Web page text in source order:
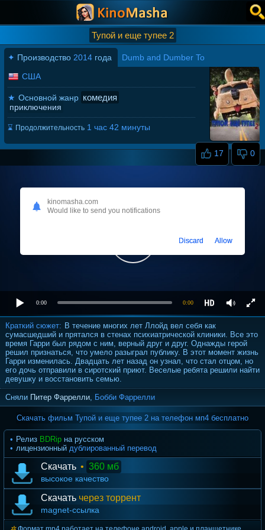
Тупой и еще тупее 2
✦ Производство 2014 года Dumb and Dumber To
17 0
США
★ Основной жанр комедия
приключения
⌛ Продолжительность 1 час 42 минуты
0:00 0:00
Краткий сюжет: В течение многих лет Ллойд вел себя как
сумасшедший и прятался в стенах психиатрической клиники. Все это
время Гарри был рядом с ним, верный друг и друг. Однажды герой
решил признаться, что умело разыграл публику. В этот момент жизнь
Гарри изменилась. Двадцать лет назад он узнал, что стал отцом, но
его дочь отправили в сиротский приют. Веселые ребята решили найти
девушку и восстановить семью.
Сняли Питер Фаррелли, Бобби Фаррелли
Скачать фильм Тупой и еще тупее 2 на телефон мп4 бесплатно
Релиз BDRip на русском
лицензионный дублированный перевод
Скачать • 360 мб
высокое качество
Скачать через торрент
magnet-ссылка
kinomasha.com
Would like to send you notifications
Discard Allow